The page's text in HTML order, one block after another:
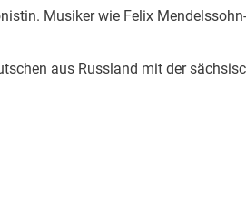
Musiker wie Felix
aus Russland mit der